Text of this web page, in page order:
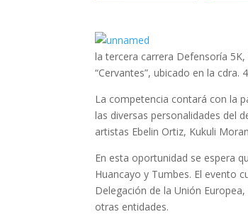
la tercera carrera Defensoría
“Cervantes”, ubicado en la cdra.
La competencia contará con la
las diversas personalidades del
artistas Ebelin Ortiz, Kukuli
En esta oportunidad se espera
Huancayo y Tumbes. El evento
Delegación de la Unión
otras entidades.